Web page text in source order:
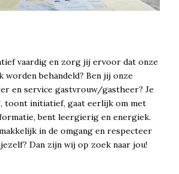
vaardig en zorg jij ervoor dat onze
worden behandeld? Ben jij onze
en service gastvrouw/gastheer? Je
toont initiatief, gaat eerlijk om met
bent leergierig en energiek.
in de omgang en respecteer
Dan zijn wij op zoek naar jou!